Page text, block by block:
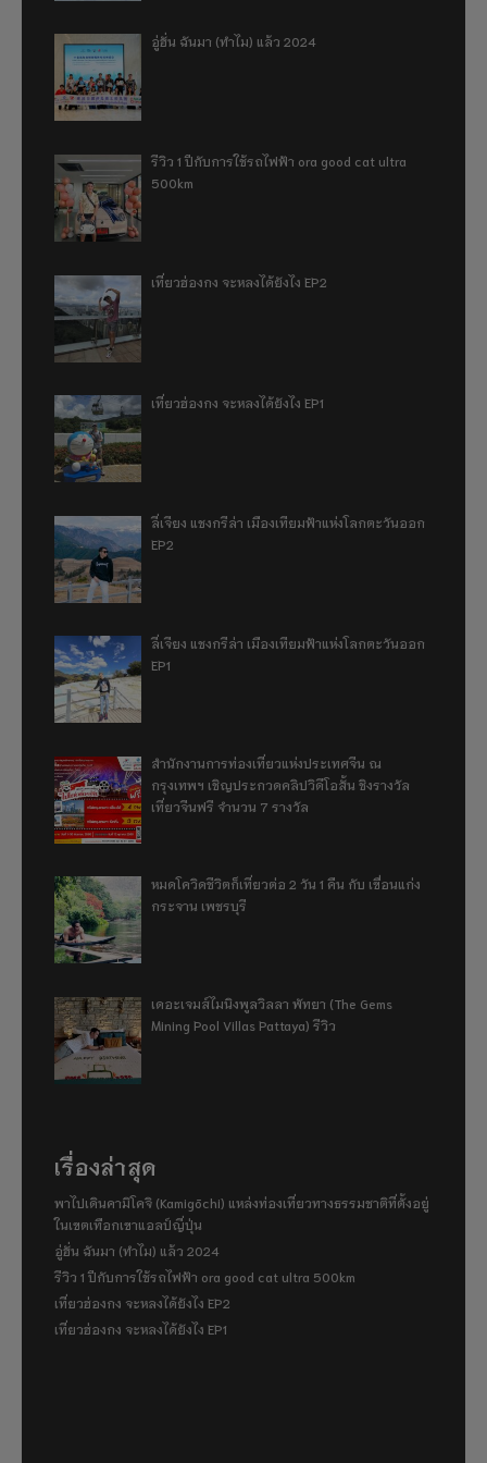
อู่ฮั่น ฉันมา (ทำไม) แล้ว 2024
รีวิว 1 ปีกับการใช้รถไฟฟ้า ora good cat ultra
500km
เที่ยวฮ่องกง จะหลงได้ยังไง EP2
เที่ยวฮ่องกง จะหลงได้ยังไง EP1
ลี่เจียง แชงกรีล่า เมืองเทียมฟ้าแห่งโลกตะวันออก
EP2
ลี่เจียง แชงกรีล่า เมืองเทียมฟ้าแห่งโลกตะวันออก
EP1
สำนักงานการท่องเที่ยวแห่งประเทศจีน ณ
กรุงเทพฯ เชิญประกวดคลิปวิดีโอสั้น ชิงรางวัล
เที่ยวจีนฟรี จำนวน 7 รางวัล
หมดโควิดชีวิตก็เที่ยวต่อ 2 วัน 1 คืน กับ เขื่อนแก่ง
กระจาน เพชรบุรี
เดอะเจมส์ไมนิงพูลวิลลา พัทยา (The Gems
Mining Pool Villas Pattaya) รีวิว
เรื่องล่าสุด
พาไปเดินคามิโคจิ (Kamigōchi) แหล่งท่องเที่ยวทางธรรมชาติที่ตั้งอยู่
ในเขตเทือกเขาแอลป์ญี่ปุ่น
อู่ฮั่น ฉันมา (ทำไม) แล้ว 2024
รีวิว 1 ปีกับการใช้รถไฟฟ้า ora good cat ultra 500km
เที่ยวฮ่องกง จะหลงได้ยังไง EP2
เที่ยวฮ่องกง จะหลงได้ยังไง EP1